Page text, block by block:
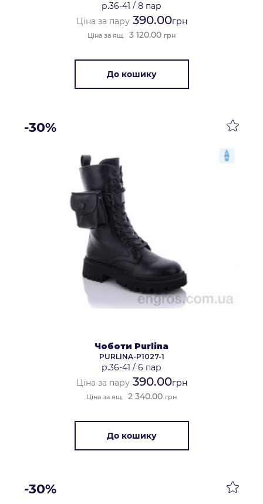
р.36-41 / 8 пар
Ціна за пару390.00грн
Ціна за ящ. 3 120.00 грн
До кошику
-30%
Чоботи Purlina
PURLINA-P1027-1
р.36-41 / 6 пар
Ціна за пару390.00грн
Ціна за ящ. 2 340.00 грн
До кошику
-30%